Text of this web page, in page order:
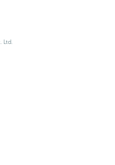
Ltd.